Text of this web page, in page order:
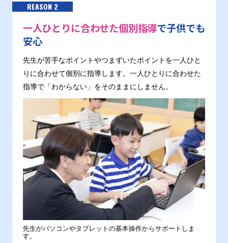
REASON 2
一人ひとりに合わせた個別指導で子供でも
安心
先生が苦手なポイントやつまずいたポイントを一人ひと
りに合わせて個別に指導します。一人ひとりに合わせた
指導で「わからない」をそのままにしません。
先生がパソコンやタブレットの基本操作からサポートしま
す。